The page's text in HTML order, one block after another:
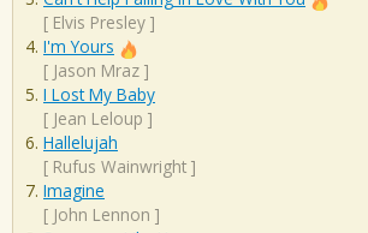
[ Elvis Presley ]
I'm Yours
[ Jason Mraz ]
I Lost My Baby
[ Jean Leloup ]
Hallelujah
[ Rufus Wainwright ]
Imagine
[ John Lennon ]